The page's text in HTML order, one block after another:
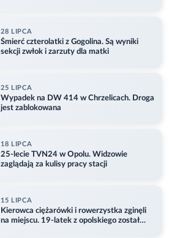
28 LIPCA
Śmierć czterolatki z Gogolina. Są wyniki
sekcji zwłok i zarzuty dla matki
25 LIPCA
Wypadek na DW 414 w Chrzelicach. Droga
jest zablokowana
18 LIPCA
25-lecie TVN24 w Opolu. Widzowie
zaglądają za kulisy pracy stacji
15 LIPCA
Kierowca ciężarówki i rowerzystka zginęli
na miejscu. 19-latek z opolskiego został